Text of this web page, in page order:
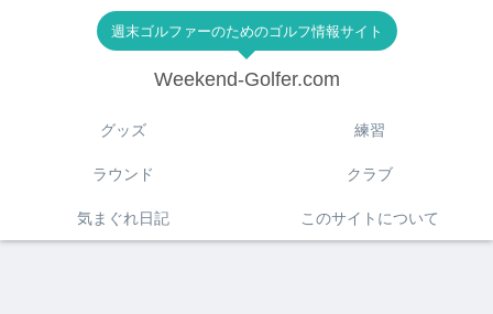
週末ゴルファーのためのゴルフ情報サイト
Weekend-Golfer.com
グッズ 練習
ラウンド クラブ
気まぐれ日記 このサイトについて